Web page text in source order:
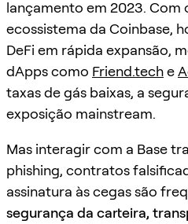
lançamento em 2023. Com
ecossistema da Coinbase,
DeFi em rápida expansão,
dApps como Friend.teche
taxas de gás baixas, a
exposição mainstream.
Mas interagir com a Base
phishing, contratos
assinatura às cegas são
segurança da carteira,